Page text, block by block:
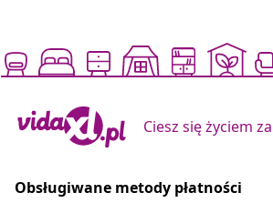
Ciesz się życiem
Obsługiwane metody płatności